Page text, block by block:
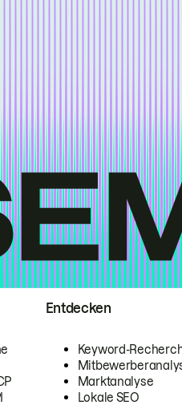
Entdecken
Keyword-
Marktanalyse
Lokale SEO